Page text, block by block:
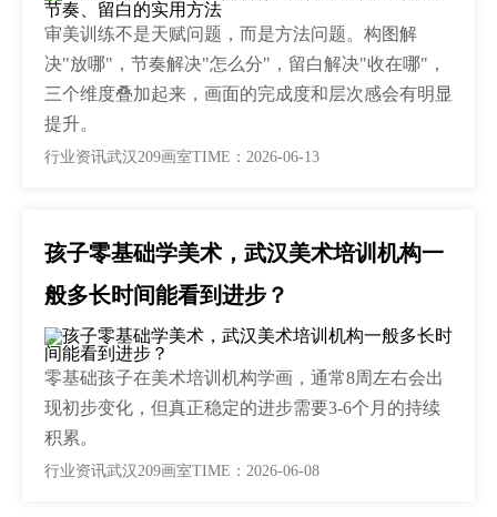
审美训练不是天赋问题，而是方法问题。构图解
决"放哪"，节奏解决"怎么分"，留白解决"收在哪"，
三个维度叠加起来，画面的完成度和层次感会有明显
提升。
行业资讯武汉209画室TIME：2026-06-13
孩子零基础学美术，武汉美术培训机构一
般多长时间能看到进步？
零基础孩子在美术培训机构学画，通常8周左右会出
现初步变化，但真正稳定的进步需要3-6个月的持续
积累。
行业资讯武汉209画室TIME：2026-06-08